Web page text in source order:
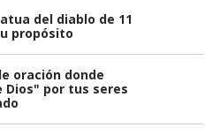
del diablo de 11
propósito
oración donde
Dios" por tus seres